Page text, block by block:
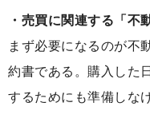
・売買に関連する「不
まず必要になるのが不
約書である。購入した
するためにも準備しな